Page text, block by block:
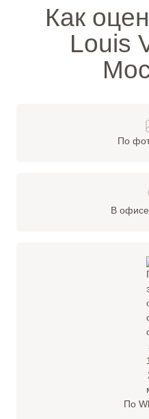
Как
Louis
По
В
По